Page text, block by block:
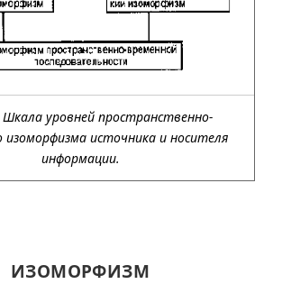
Шкала уровней пространственно-
изоморфизма источника и носителя
информации.
ИЗОМОРФИЗМ